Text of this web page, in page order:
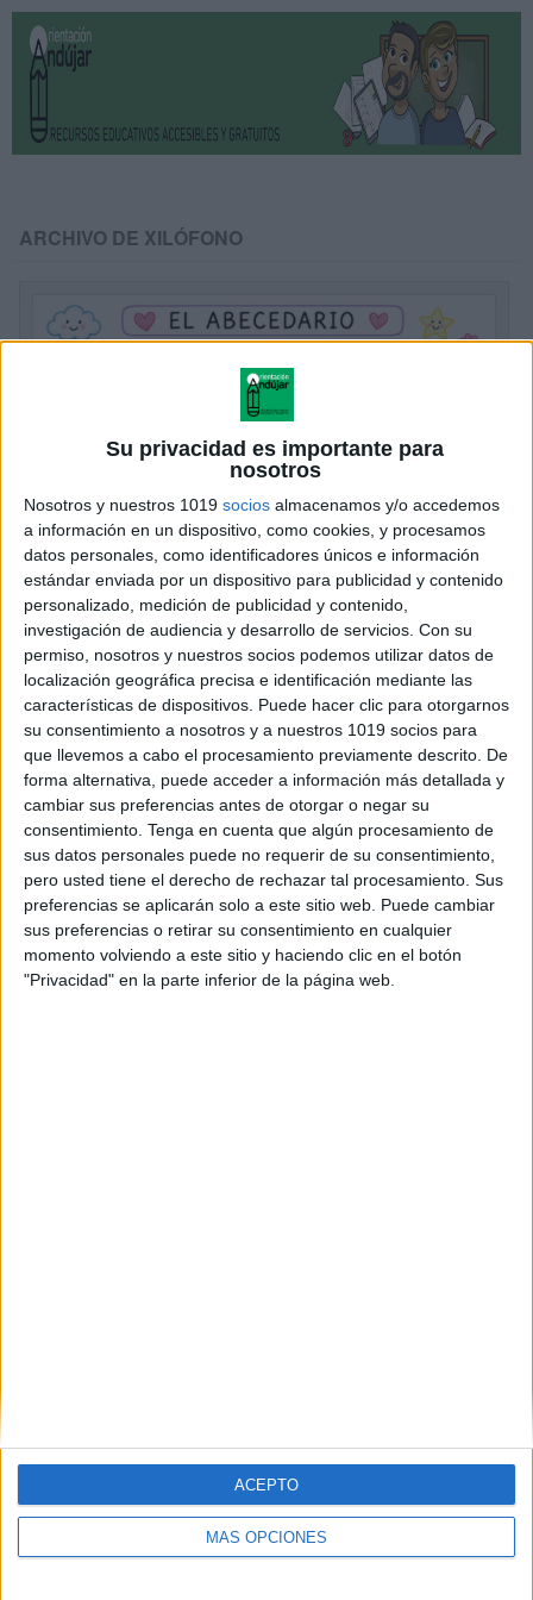
Su privacidad es importante para
nosotros
Nosotros y nuestros 1019 socios almacenamos y/o accedemos
a información en un dispositivo, como cookies, y procesamos
datos personales, como identificadores únicos e información
estándar enviada por un dispositivo para publicidad y contenido
personalizado, medición de publicidad y contenido,
investigación de audiencia y desarrollo de servicios. Con su
permiso, nosotros y nuestros socios podemos utilizar datos de
localización geográfica precisa e identificación mediante las
características de dispositivos. Puede hacer clic para otorgarnos
su consentimiento a nosotros y a nuestros 1019 socios para
que llevemos a cabo el procesamiento previamente descrito. De
forma alternativa, puede acceder a información más detallada y
cambiar sus preferencias antes de otorgar o negar su
consentimiento. Tenga en cuenta que algún procesamiento de
sus datos personales puede no requerir de su consentimiento,
pero usted tiene el derecho de rechazar tal procesamiento. Sus
preferencias se aplicarán solo a este sitio web. Puede cambiar
sus preferencias o retirar su consentimiento en cualquier
momento volviendo a este sitio y haciendo clic en el botón
"Privacidad" en la parte inferior de la página web.
MÁS OPCIONES
ACEPTO
ARCHIVO DE XILÓFONO
Infantil Lámina didáctica el abecedario
Publicado el 16 mayo, 2026
El abecedario es uno de los primeros grandes
aprendizajes en Infantil. Reconocer las letras,
relacionarlas con imágenes y escuchar su sonido
ayuda a los niños y niñas a iniciarse en […]
SEGUIR LEYENDO
email